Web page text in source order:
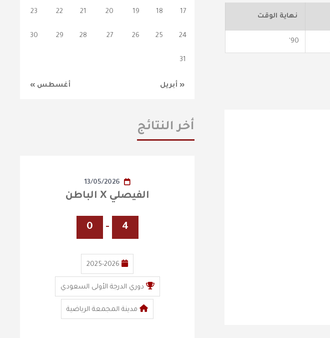
نهاية الوقت
90'
« أبريل أغسطس »
17
18
19
20
21
22
23
24
25
26
27
28
29
30
31
أخر النتائج
13/05/2026
الفيصلي X الباطن
4
-
0
2025-2026
دوري الدرجة الأولى السعودي
مدينة المجمعة الرياضية